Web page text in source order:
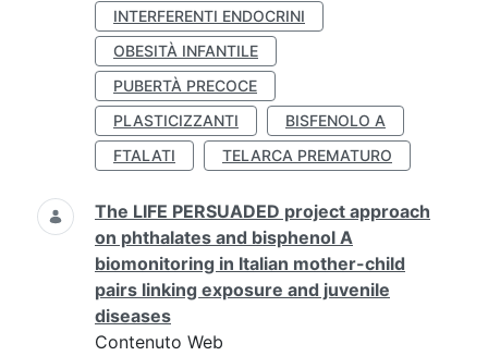
INTERFERENTI ENDOCRINI
OBESITÀ INFANTILE
PUBERTÀ PRECOCE
PLASTICIZZANTI
BISFENOLO A
FTALATI
TELARCA PREMATURO
The LIFE PERSUADED project approach
on phthalates and bisphenol A
biomonitoring in Italian mother-child
pairs linking exposure and juvenile
diseases
Contenuto Web